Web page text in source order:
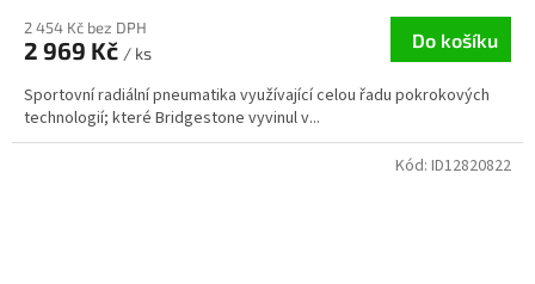
2 454 Kč bez DPH
2 969 Kč / ks
Do košíku
Sportovní radiální pneumatika využívající celou řadu pokrokových
technologií; které Bridgestone vyvinul v...
Kód: ID12820822